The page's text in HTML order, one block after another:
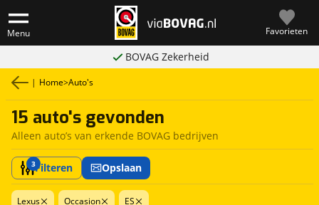
Menu Favorieten
BOVAG Zekerheid
| Home>Auto's
15 auto's gevonden
Alleen auto’s van erkende BOVAG bedrijven
3Filteren Opslaan
Lexus Occasion ES